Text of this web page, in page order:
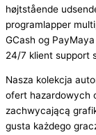
højtstående
programlapper
GCash og
24/7 klient support
Nasza kolekcja
ofert hazardowych
zachwycającą
gusta każdego